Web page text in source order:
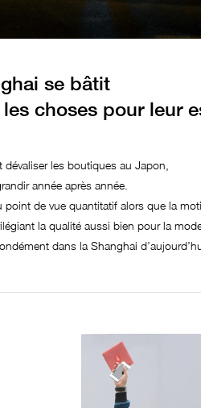
se bâtit
choses pour leur
les boutiques au Japon,
année après année.
de vue quantitatif alors que la
la qualité aussi bien pour la
dans la Shanghai